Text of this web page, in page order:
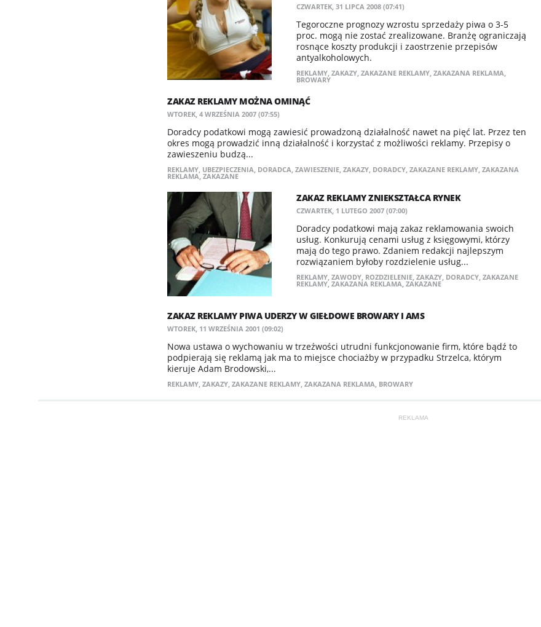
CZWARTEK, 31 LIPCA 2008 (07:41)
Tegoroczne prognozy wzrostu sprzedaży piwa o 3-5
proc. mogą nie zostać zrealizowane. Branżę ograniczają
rosnące koszty produkcji i zaostrzenie przepisów
antyalkoholowych.
REKLAMY, ZAKAZY, ZAKAZANE REKLAMY, ZAKAZANA REKLAMA,
BROWARY
ZAKAZ REKLAMY MOŻNA OMINĄĆ
WTOREK, 4 WRZEŚNIA 2007 (07:55)
Doradcy podatkowi mogą zawiesić prowadzoną działalność nawet na pięć lat. Przez ten
okres mogą prowadzić inną działalność i korzystać z możliwości reklamy. Przepisy o
zawieszeniu budzą...
REKLAMY, UBEZPIECZENIA, DORADCA, ZAWIESZENIE, ZAKAZY, DORADCY, ZAKAZANE REKLAMY, ZAKAZANA
REKLAMA, ZAKAZANE
ZAKAZ REKLAMY ZNIEKSZTAŁCA RYNEK
CZWARTEK, 1 LUTEGO 2007 (07:00)
Doradcy podatkowi mają zakaz reklamowania swoich
usług. Konkurują cenami usług z księgowymi, którzy
mają do tego prawo. Zdaniem redakcji najlepszym
rozwiązaniem byłoby rozdzielenie usług...
REKLAMY, ZAWODY, ROZDZIELENIE, ZAKAZY, DORADCY, ZAKAZANE
REKLAMY, ZAKAZANA REKLAMA, ZAKAZANE
ZAKAZ REKLAMY PIWA UDERZY W GIEŁDOWE BROWARY I AMS
WTOREK, 11 WRZEŚNIA 2001 (09:02)
Nowa ustawa o wychowaniu w trzeźwości utrudni funkcjonowanie firm, które bądź to
podpierają się reklamą jak ma to miejsce chociażby w przypadku Strzelca, którym
kieruje Adam Brodowski,...
REKLAMY, ZAKAZY, ZAKAZANE REKLAMY, ZAKAZANA REKLAMA, BROWARY
REKLAMA